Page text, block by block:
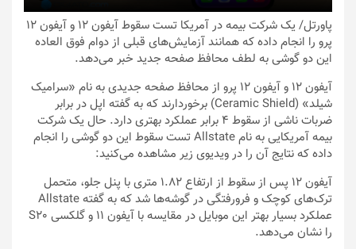
پاورتل
/ یک شرکت بیمه در آمریکا تست سقوط آیفون ۱۲ و آیفون ۱۲
پرو را انجام داده که همانند آزمایش‌های قبلی از دوام فوق العاده
این دو گوشی به لطف محافظ صفحه جدید خبر می‌دهد.
آیفون ۱۲ و آیفون ۱۲ پرو از محافظ صفحه جدیدی به نام «سرامیک
شیلد» (Ceramic Shield) برخوردارند که به گفته اپل در برابر
ضربات ناشی از سقوط ۴ برابر عملکرد بهتری دارد. حال یک شرکت
بیمه آمریکایی به نام Allstate تست سقوط این دو گوشی را انجام
داده که نتایج آن را در ویدیوی زیر مشاهده می‌کنید:
آیفون ۱۲ پس از سقوط از ارتفاع ۱.۸۲ متری با پنل جلو، متحمل
ترک‌های کوچک و فرورفتگی در گوشه‌ها شد که به گفته Allstate
عملکرد بسیار بهتر این موبایل در مقایسه با آیفون ۱۱ و گلکسی S20
را نشان می‌دهد.